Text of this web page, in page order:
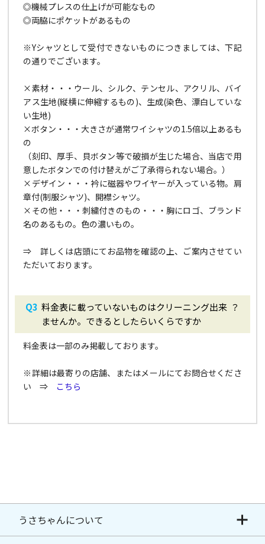
◎機械プレスの仕上げが可能なもの
◎両脇にポケットがあるもの
※Yシャツとして受付できないものにつきましては、下記
の通りでございます。
×素材・・・ウール、シルク、テンセル、アクリル、バイ
アス生地(縦横に伸縮するもの)、生成(染色、漂白していな
い生地)
×ボタン・・・大きさが通常ワイシャツの1.5倍以上あるも
の
（刻印、厚手、貝ボタン等で破損が生じた場合、当店で用
意したボタンでの付け替えがご了承得られない場合。）
×デザイン・・・衿に磁器やワイヤーが入っている物。肩
章付(制服シャツ)、開襟シャツ。
×その他・・・刺繍付きのもの・・・胸にロゴ、ブランド
名のあるもの。色の濃いもの。
⇒ 詳しくは店頭にてお品物を確認の上、ご案内させてい
ただいております。
料金表に載っていないものはクリーニング出来
ませんか。できるとしたらいくらですか
？
料金表は一部のみ掲載しております。
※詳細は最寄りの店舗、またはメールにてお問合せくださ
い ⇒ こちら
うさちゃんについて